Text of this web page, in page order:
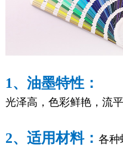
1、油墨特性：
光泽高，色彩鲜艳，流
2、适用材料： 各种